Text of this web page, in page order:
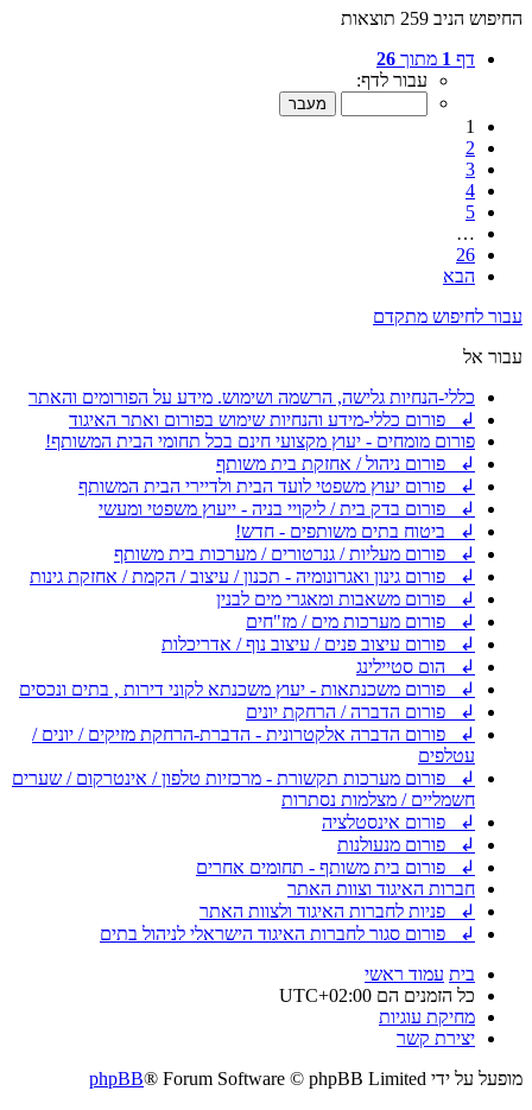
החיפוש הניב 259 תוצאות
דף 1 מתוך 26
עבור לדף:
1
2
3
4
5
…
26
הבא
עבור לחיפוש מתקדם
עבור אל
כללי-הנחיות גלישה, הרשמה ושימוש. מידע על הפורומים והאתר
↲ פורום כללי-מידע והנחיות שימוש בפורום ואתר האיגוד
פורום מומחים - יעוץ מקצועי חינם בכל תחומי הבית המשותף!
↲ פורום ניהול / אחזקת בית משותף
↲ פורום יעוץ משפטי לועד הבית ולדיירי הבית המשותף
↲ פורום בדק בית / ליקויי בניה - ייעוץ משפטי ומעשי
↲ ביטוח בתים משותפים - חדש!
↲ פורום מעליות / גנרטורים / מערכות בית משותף
↲ פורום גינון ואגרונומיה - תכנון / עיצוב / הקמת / אחזקת גינות
↲ פורום משאבות ומאגרי מים לבנין
↲ פורום מערכות מים / מז"חים
↲ פורום עיצוב פנים / עיצוב נוף / אדריכלות
↲ הום סטיילינג
↲ פורום משכנתאות - יעוץ משכנתא לקוני דירות , בתים ונכסים
↲ פורום הדברה / הרחקת יונים
↲ פורום הדברה אלקטרונית - הדברת-הרחקת מזיקים / יונים /
עטלפים
↲ פורום מערכות תקשורת - מרכזיות טלפון / אינטרקום / שערים
חשמליים / מצלמות נסתרות
↲ פורום אינסטלציה
↲ פורום מנעולנות
↲ פורום בית משותף - תחומים אחרים
חברות האיגוד וצוות האתר
↲ פניות לחברות האיגוד ולצוות האתר
↲ פורום סגור לחברות האיגוד הישראלי לניהול בתים
בית עמוד ראשי
כל הזמנים הם UTC+02:00
מחיקת עוגיות
יצירת קשר
מופעל על ידי
phpBB® Forum Software © phpBB Limited